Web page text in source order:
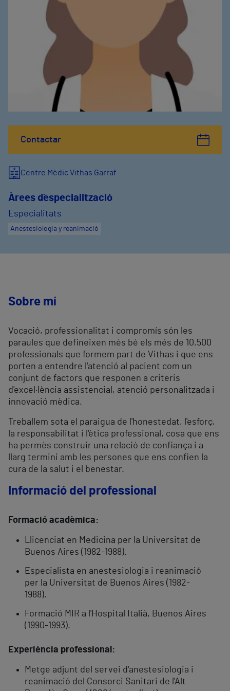
Contactar
Centre Mèdic Vithas Garraf
Àrees d´especialització
Especialitats
Anestesiologia y reanimació
Sobre mí
Vocació, professionalitat i compromís són les
paraules que defineixen més bé els més de 10.500
professionals que formem part de Vithas i que ens
porten a entendre l'atenció al pacient com un
conjunt de factors que responen a criteris
d'excel·lència assistencial, atenció personalitzada i
innovació mèdica.
Treballem sota el paraigua de l'honestedat, l'esforç,
la responsabilitat i l'ètica professional, cosa que ens
ha permès construir una relació de confiança i a
llarg termini amb les persones que ens confien la
cura de la salut i el benestar.
Informació del professional
Formació acadèmica:
Llicenciat en Medicina per la Universitat de
Buenos Aires (1982-1988).
Especialista en anestesiologia i reanimació
per la Universitat de Buenos Aires (1982-
1988).
Formació MIR a l'Hospital Italià, Buenos Aires
(1990-1993).
Experiència professional:
Metge adjunt del servei d'anestesiologia i
reanimació del Consorci Sanitari de l'Alt